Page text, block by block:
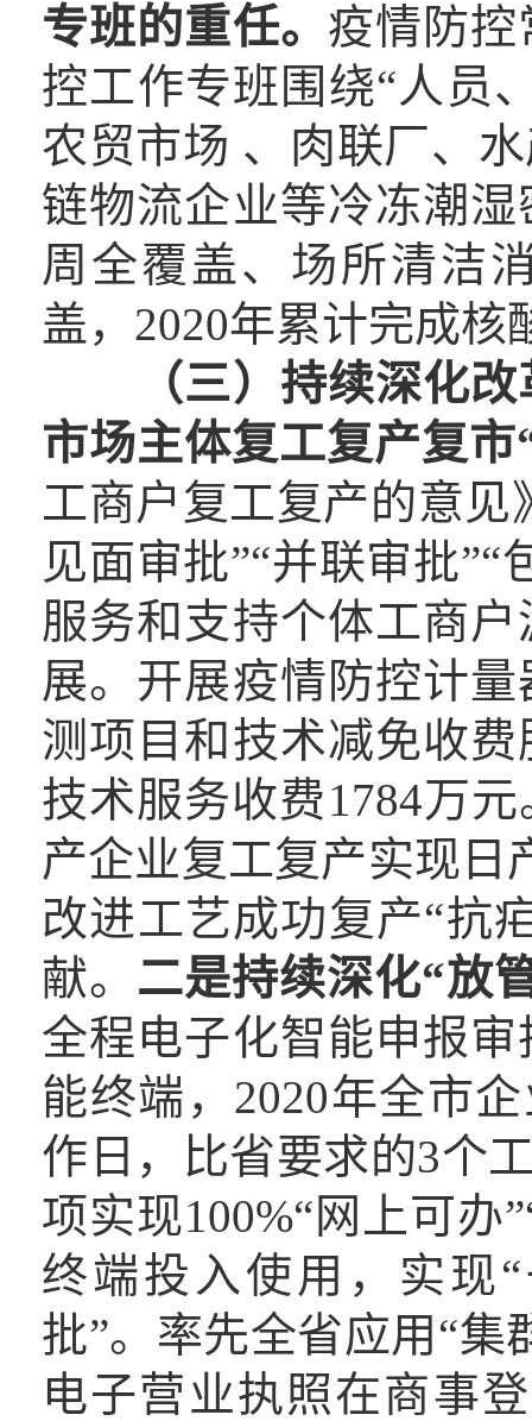
专班的重任。 疫情防
控工作专班围绕“人员
农贸市场 、肉联厂、
链物流企业等冷冻潮
周全覆盖、场所清洁
盖，2020年累计完成核
（三）持续深化
市场主体复工复产复市
工商户复工复产的意见
见面审批”“并联审批
服务和支持个体工商
展。开展疫情防控计
测项目和技术减免收
技术服务收费1784万
产企业复工复产实现日
改进工艺成功复产“抗
献。 二是持续深化“放
全程电子化智能申报
能终端，2020年全市
作日，比省要求的3个
项实现100%“网上可办
终端投入使用，实现
批”。率先全省应用“集
电子营业执照在商事